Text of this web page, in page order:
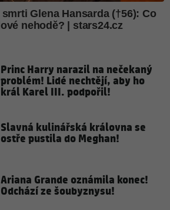
Princ Harry narazil na nečekaný
problém! Lidé nechtějí, aby ho
král Karel III. podpořil!
Slavná kulinářská královna se
ostře pustila do Meghan!
Ariana Grande oznámila konec!
Odchází ze šoubyznysu!